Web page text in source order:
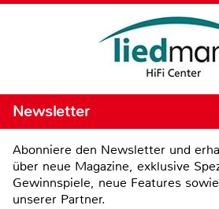
Newsletter
Abonniere den Newsletter und
über neue Magazine, exklusive
Gewinnspiele, neue Features
unserer Partner.